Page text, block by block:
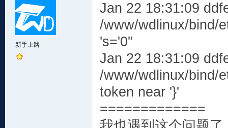
新手上路
Jan 22 18:31:09
/www/wdlinux/bind/
's='0''
Jan 22 18:31:09
/www/wdlinux/bind/
token near '}'
=============